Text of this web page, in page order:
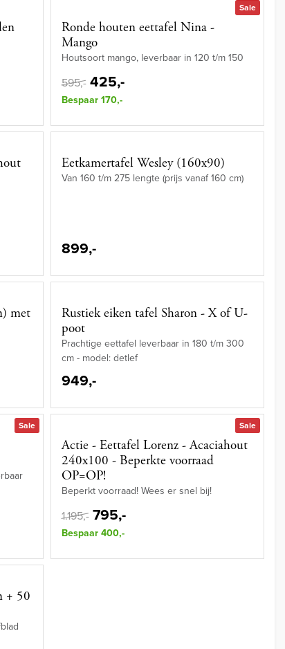
Sale
Ronde houten eettafel Nina -
Mango
Houtsoort mango, leverbaar in 120 t/m 150
595,- 425,-
Bespaar 170,-
Eetkamertafel Wesley (160x90)
Van 160 t/m 275 lengte (prijs vanaf 160 cm)
899,-
met
Rustiek eiken tafel Sharon - X of U-
poot
Prachtige eettafel leverbaar in 180 t/m 300
cm - model: detlef
949,-
Sale Sale
Actie - Eettafel Lorenz - Acaciahout
240x100 - Beperkte voorraad
OP=OP!
Beperkt voorraad! Wees er snel bij!
1.195,- 795,-
Bespaar 400,-
+ 50